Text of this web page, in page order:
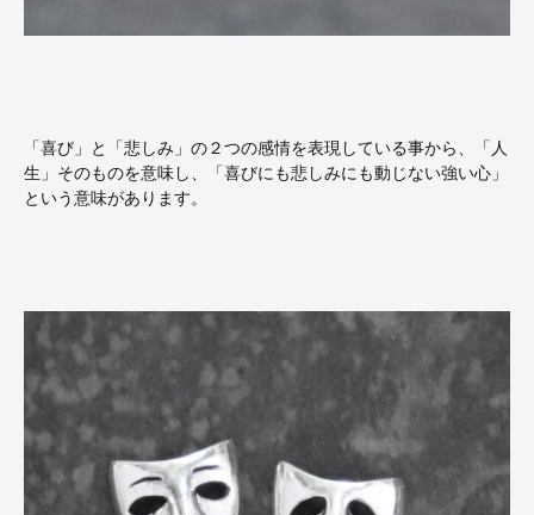
「喜び」と「悲しみ」の２つの感情を表現している事から、「人
生」そのものを意味し、「喜びにも悲しみにも動じない強い心」
という意味があります。